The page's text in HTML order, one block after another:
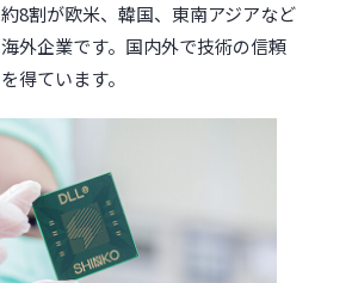
約8割が欧米、韓国、東南アジアなど
海外企業です。国内外で技術の信頼
を得ています。